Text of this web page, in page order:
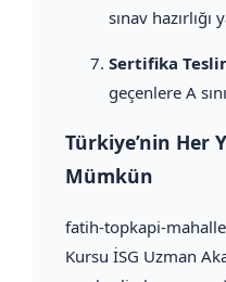
sınav hazırlığı
Sertifika
geçenlere A
Türkiye’nin Her
Mümkün
fatih-topkapi-
Kursu İSG Uzman